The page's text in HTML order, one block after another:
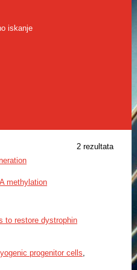
iskanje
2 rezultata
methylation
to restore dystrophin
progenitor cells,